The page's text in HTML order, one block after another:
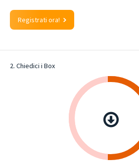
Registrati ora!
2. Chiedici i Box